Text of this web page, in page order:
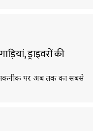
ड्राइवरों की
तकनीक पर अब तक का सबसे